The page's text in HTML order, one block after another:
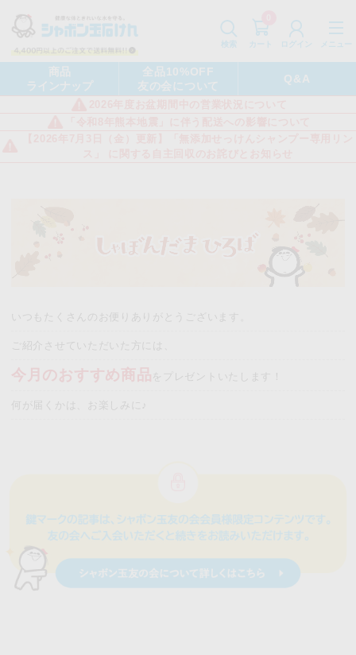
ログイン
検索 メニュー
商品
ラインナップ
全品10%OFF
友の会について
Q&A
いつもたくさんのお便りありがとうございます。
ご紹介させていただいた方には、
今月のおすすめ商品 をプレゼントいたします！
何が届くかは、お楽しみに♪